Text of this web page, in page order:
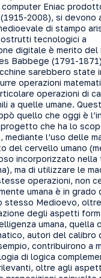
computer Eniac
2008), si devono
di stampo
tecnologici a
digitale è merito del
Babbege (1791-
sarebbero state
operazioni
operazioni di
a quelle umane.
quello che oggi è
che ha lo
mediante l’uso delle
del cervello umano
incorporizzato
ma di utilizzare le
operazioni, non
umana è in grado
stesso Medioevo,
degli aspetti
umana, quella
autori del calibro
contribuirono a
di logica
oltre agli